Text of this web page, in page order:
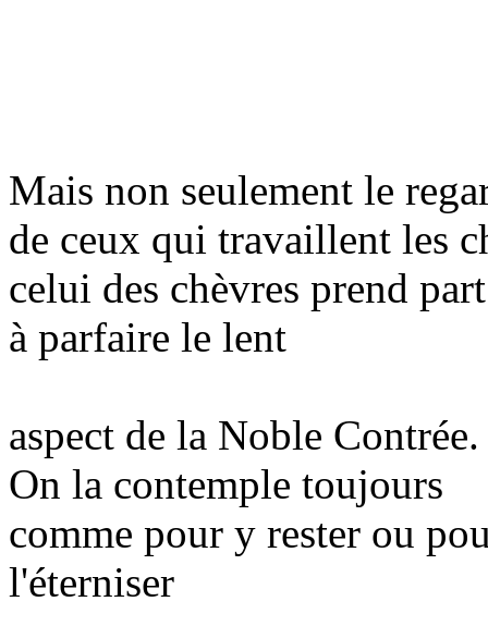
Mais non seulement le
de ceux qui travaillent les
celui des chèvres prend part
à parfaire le lent
aspect de la Noble Contrée.
On la contemple toujours
comme pour y rester ou
l'éterniser